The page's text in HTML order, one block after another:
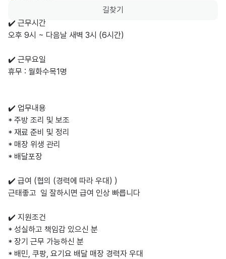
길찾기
✔️ 근무시간
오후 9시 ~ 다음날 새벽 3시 (6시간)
✔️ 근무요일
휴무 : 월화수목1명
✔️ 업무내용
* 주방 조리 및 보조
* 재료 준비 및 정리
* 매장 위생 관리
* 배달포장
✔️ 급여 (협의 (경력에 따라 우대) )
근태좋고  일 잘하시면 급여 인상 빠릅니다
✔️ 지원조건
* 성실하고 책임감 있으신 분
* 장기 근무 가능하신 분
* 배민, 쿠팡, 요기요 배달 매장 경력자 우대